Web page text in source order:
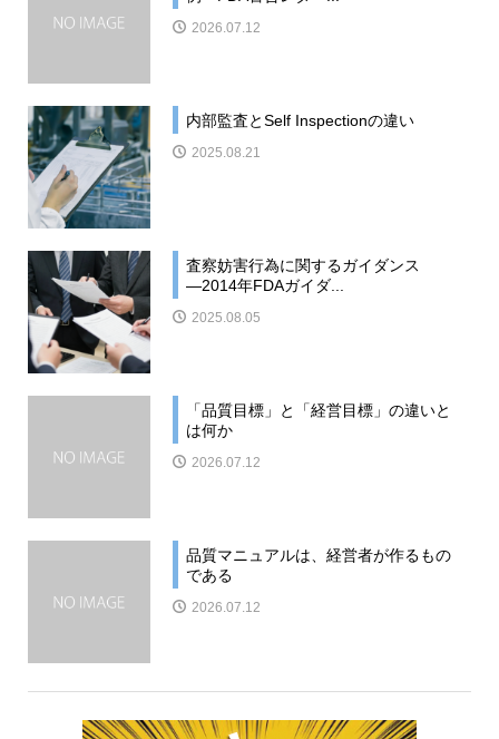
2026.07.12
内部監査とSelf Inspectionの違い
2025.08.21
査察妨害行為に関するガイダンス
―2014年FDAガイダ...
2025.08.05
「品質目標」と「経営目標」の違いと
は何か
2026.07.12
品質マニュアルは、経営者が作るもの
である
2026.07.12